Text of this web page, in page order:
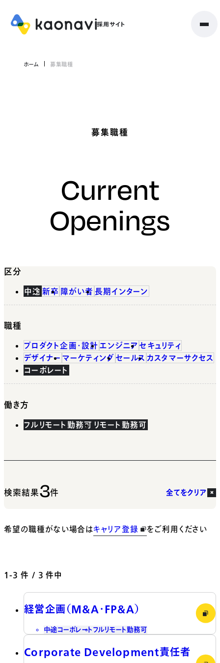
ホーム 募集職種
募集職種
Current
Openings
区分
中途 新卒 障がい者 長期インターン
職種
プロダクト企画・設計 エンジニア セキュリティ
デザイナー マーケティング セールス カスタマーサクセス
コーポレート
働き方
フルリモート勤務可 リモート勤務可
検索結果3件 全てをクリア
希望の職種がない場合はキャリア登録 をご利用ください
1-3 件 / 3 件中
経営企画（M&A・FP&A）
中途コーポレート フルリモート勤務可
Corporate Development責任者